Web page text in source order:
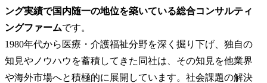
Q3. 日本経営の選考ではどのような点が重視されますか？
ング実績で国内随一の地位を築いている総合コンサルティ
ングファームです。
1980年代から医療・介護福祉分野を深く掘り下げ、独自の
知見やノウハウを蓄積してきた同社は、その知見を他業界
や海外市場へと積極的に展開しています。社会課題の解決